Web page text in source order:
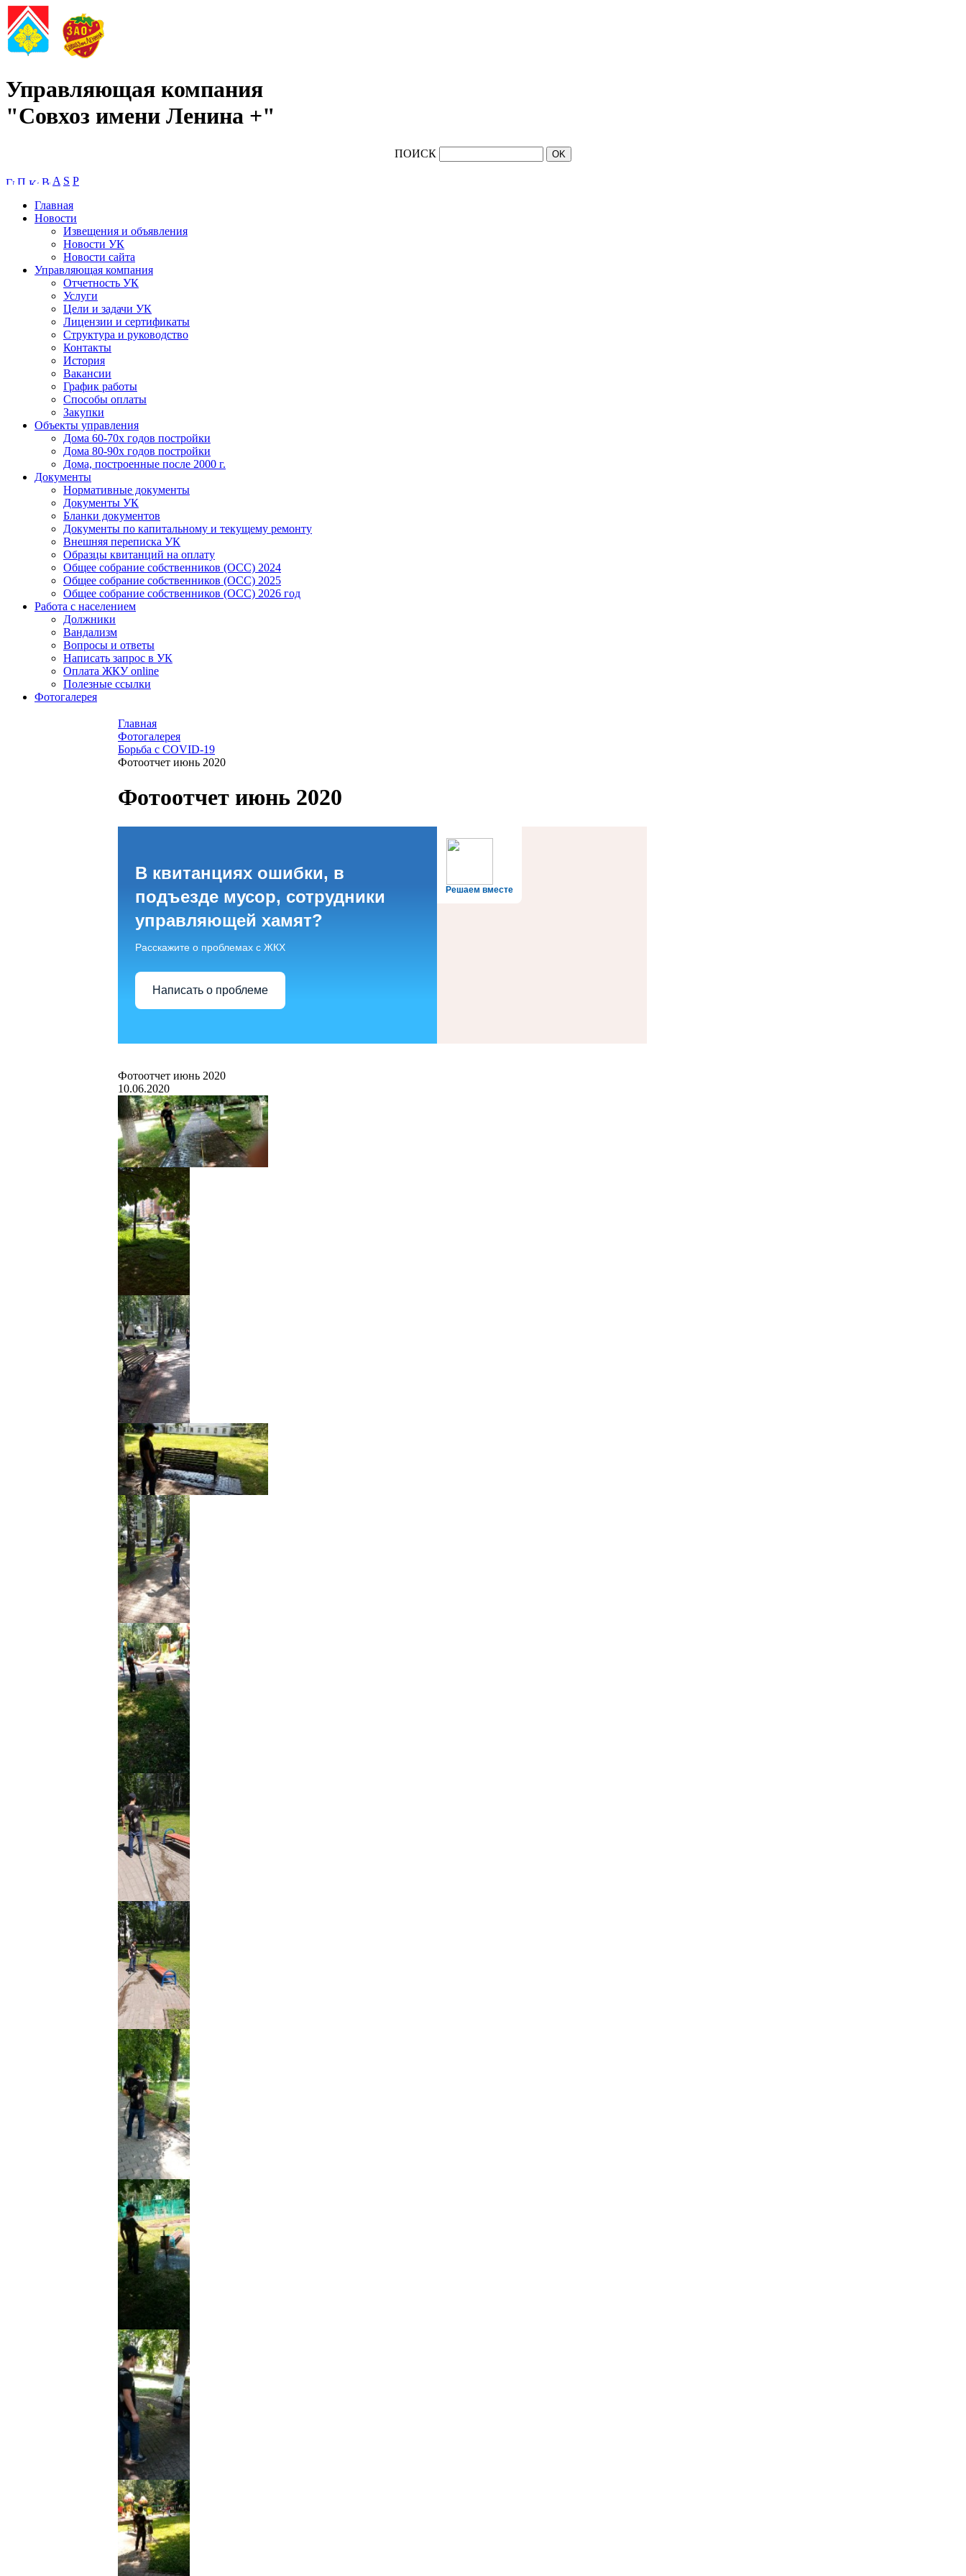
Управляющая компания
"Совхоз имени Ленина +"
ПОИСК
A S P
Главная
Новости
Извещения и объявления
Новости УК
Новости сайта
Управляющая компания
Отчетность УК
Услуги
Цели и задачи УК
Лицензии и сертификаты
Структура и руководство
Контакты
История
Вакансии
График работы
Способы оплаты
Закупки
Объекты управления
Дома 60-70х годов постройки
Дома 80-90х годов постройки
Дома, построенные после 2000 г.
Документы
Нормативные документы
Документы УК
Бланки документов
Документы по капитальному и текущему ремонту
Внешняя переписка УК
Образцы квитанций на оплату
Общее собрание собственников (ОСС) 2024
Общее собрание собственников (ОСС) 2025
Общее собрание собственников (ОСС) 2026 год
Работа с населением
Должники
Вандализм
Вопросы и ответы
Написать запрос в УК
Оплата ЖКУ online
Полезные ссылки
Фотогалерея
Главная
Фотогалерея
Борьба с COVID-19
Фотоотчет июнь 2020
Фотоотчет июнь 2020
Решаем вместе
В квитанциях ошибки, в
подъезде мусор, сотрудники
управляющей хамят?
Расскажите о проблемах с ЖКХ
Написать о проблеме
Фотоотчет июнь 2020
10.06.2020